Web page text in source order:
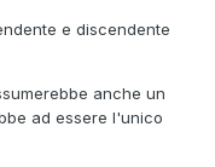
e discendente
anche un
ad essere l'unico